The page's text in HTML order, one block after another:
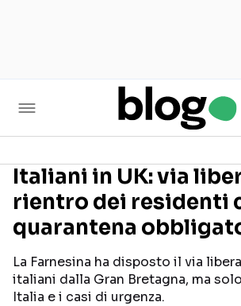
Seguici sui social
Italiani in UK: via
rientro dei residenti
quarantena
La Farnesina ha disposto il via
italiani dalla Gran Bretagna, ma
Italia e i casi di urgenza.